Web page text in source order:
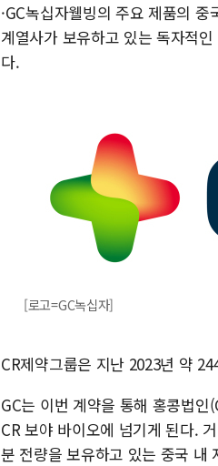
·GC녹십자웰빙의 주요 제품의
계열사가 보유하고 있는 독자적
다.
[로고=GC녹십자]
CR제약그룹은 지난 2023년 약
GC는 이번 계약을 통해 홍콩법
CR 보야 바이오에 넘기게 된다.
분 전량을 보유하고 있는 중국 내